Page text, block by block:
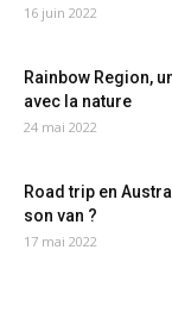
16 juin 2022
Rainbow Region,
avec la nature
24 mai 2022
Road trip en
son van ?
17 mai 2022